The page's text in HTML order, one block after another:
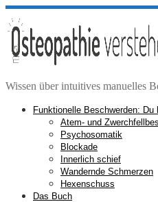
Zum
Inhalt
springen
Wissen über intuitives manuelles
Funktionelle Beschwerden:
Atem- und
Psychosomatik
Blockade
Innerlich schief
Wandernde Schmerzen
Hexenschuss
Das Buch